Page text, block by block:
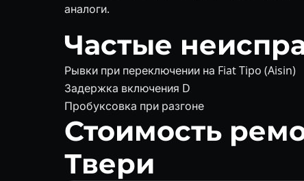
аналоги.
Частые
Рывки при переключении на Fiat Tipo (Aisin)
Задержка включения D
Пробуксовка при разгоне
Стоимость
Твери